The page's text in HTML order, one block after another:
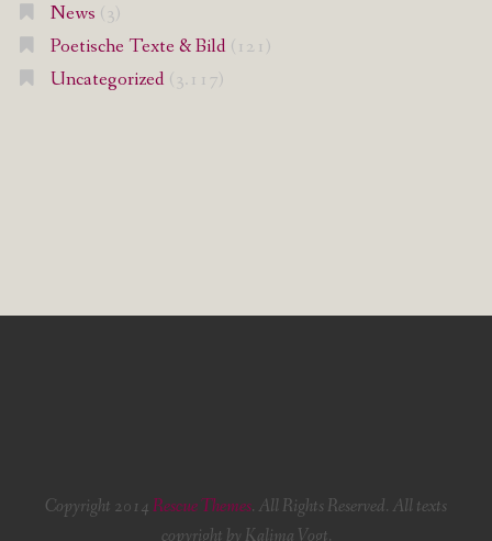
News (3)
Poetische Texte & Bild (121)
Uncategorized (3.117)
Copyright 2014Rescue Themes. All Rights Reserved. All texts
copyright by Kalima Vogt.